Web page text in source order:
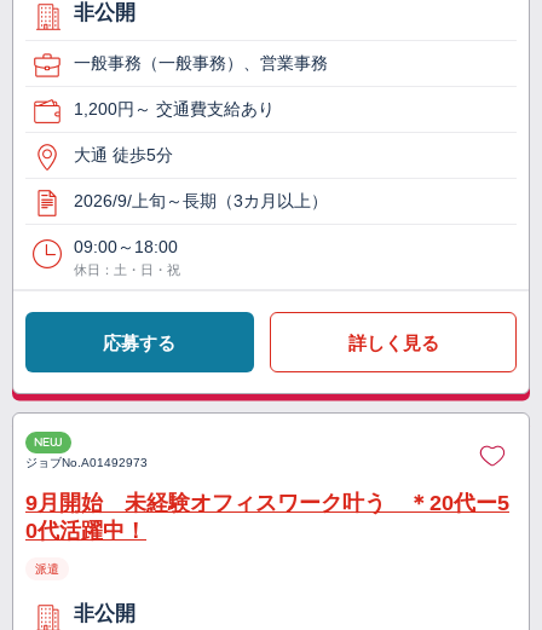
非公開
一般事務（一般事務）、営業事務
1,200円～ 交通費支給あり
大通 徒歩5分
2026/9/上旬～長期（3カ月以上）
09:00～18:00
休日：土・日・祝
応募する 詳しく見る
NEW
ジョブNo.A01492973
9月開始 未経験オフィスワーク叶う ＊20代ー5
0代活躍中！
派遣
非公開